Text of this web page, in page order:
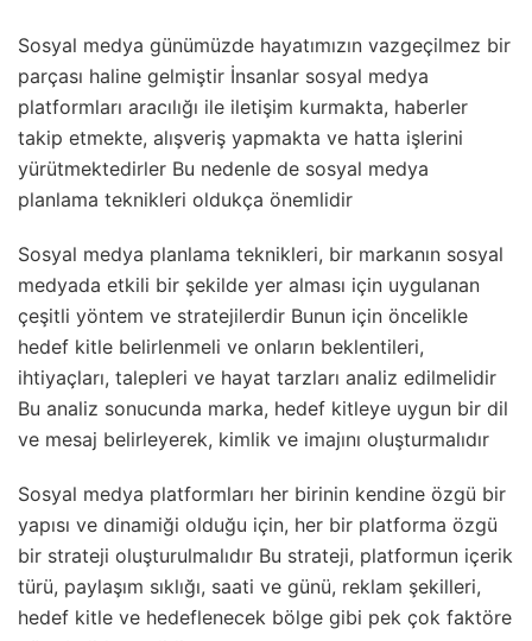
Sosyal medya günümüzde hayatımızın vazgeçilmez bir
parçası haline gelmiştir İnsanlar sosyal medya
platformları aracılığı ile iletişim kurmakta, haberler
takip etmekte, alışveriş yapmakta ve hatta işlerini
yürütmektedirler Bu nedenle de sosyal medya
planlama teknikleri oldukça önemlidir
Sosyal medya planlama teknikleri, bir markanın sosyal
medyada etkili bir şekilde yer alması için uygulanan
çeşitli yöntem ve stratejilerdir Bunun için öncelikle
hedef kitle belirlenmeli ve onların beklentileri,
ihtiyaçları, talepleri ve hayat tarzları analiz edilmelidir
Bu analiz sonucunda marka, hedef kitleye uygun bir dil
ve mesaj belirleyerek, kimlik ve imajını oluşturmalıdır
Sosyal medya platformları her birinin kendine özgü bir
yapısı ve dinamiği olduğu için, her bir platforma özgü
bir strateji oluşturulmalıdır Bu strateji, platformun içerik
türü, paylaşım sıklığı, saati ve günü, reklam şekilleri,
hedef kitle ve hedeflenecek bölge gibi pek çok faktöre